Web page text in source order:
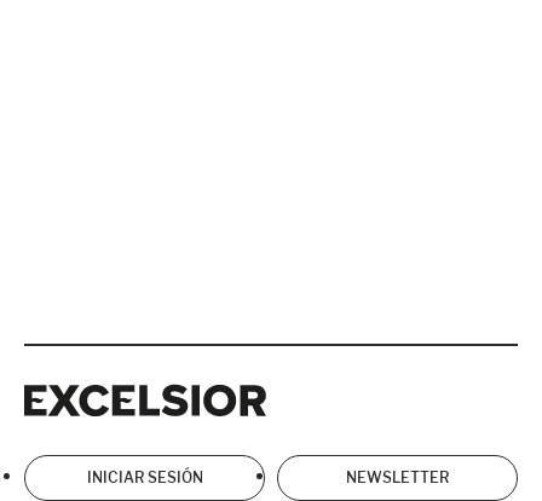
INICIAR SESIÓN NEWSLETTER